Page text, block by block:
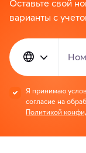
Оставьте свой
варианты с
Я принимаю
согласие на
Политикой